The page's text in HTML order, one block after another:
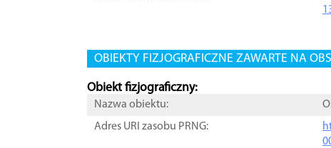
OBIEKTY FIZJOGRAFICZNE ZAWARTE NA
Obiekt fizjograficzny:
Nazwa obiektu:
Adres URI zasobu PRNG: